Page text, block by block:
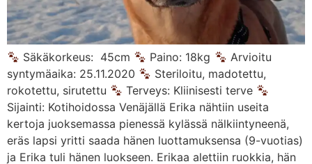
Säkäkorkeus: 45cm Paino: 18kg
Arvioitu
syntymäaika: 25.11.2020
Steriloitu, madotettu,
rokotettu, sirutettu
Terveys: Kliinisesti terve
Sijainti: Kotihoidossa Venäjällä Erika nähtiin useita
kertoja juoksemassa pienessä kylässä nälkiintyneenä,
eräs lapsi yritti saada hänen luottamuksensa (9-vuotias)
ja Erika tuli hänen luokseen. Erikaa alettiin ruokkia, hän